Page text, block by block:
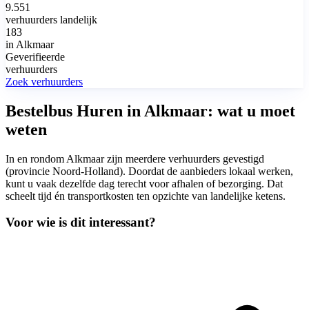
9.551
verhuurders landelijk
183
in Alkmaar
Geverifieerde
verhuurders
Zoek verhuurders
Bestelbus Huren in Alkmaar: wat u moet
weten
In en rondom Alkmaar zijn meerdere verhuurders gevestigd
(provincie Noord-Holland). Doordat de aanbieders lokaal werken,
kunt u vaak dezelfde dag terecht voor afhalen of bezorging. Dat
scheelt tijd én transportkosten ten opzichte van landelijke ketens.
Voor wie is dit interessant?